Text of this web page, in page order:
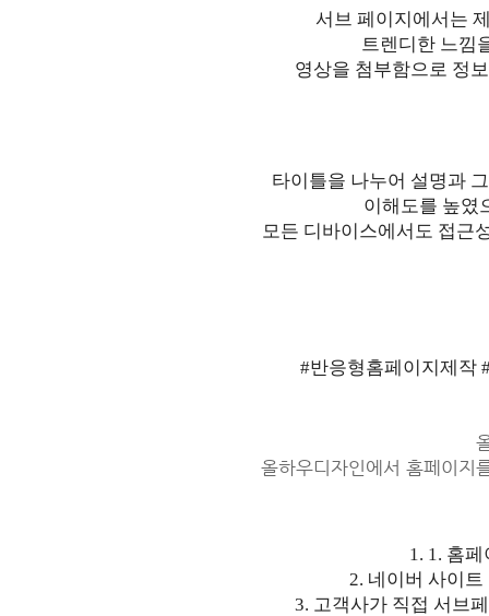
서브 페이지에서는
트렌디한 느낌
영상을 첨부함으로 정
타이틀을 나누어 설명과
이해도를 높였
모든 디바이스에서도 접근
#반응형홈페이지제작
올하우디자인에서 홈페이지
1. 1. 홈
2. 네이버 사이
3. 고객사가 직접 서브